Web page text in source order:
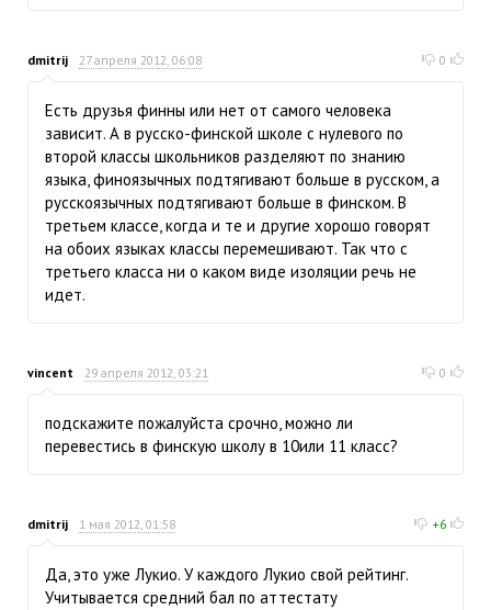
dmitrij 27 апреля 2012, 06:08 0
Есть друзья финны или нет от самого человека
зависит. А в русско-финской школе с нулевого по
второй классы школьников разделяют по знанию
языка, финоязычных подтягивают больше в русском, а
русскоязычных подтягивают больше в финском. В
третьем классе, когда и те и другие хорошо говорят
на обоих языках классы перемешивают. Так что с
третьего класса ни о каком виде изоляции речь не
идет.
vincent 29 апреля 2012, 03:21 0
подскажите пожалуйста срочно, можно ли
перевестись в финскую школу в 10или 11 класс?
dmitrij 1 мая 2012, 01:58 +6
Да, это уже Лукио. У каждого Лукио свой рейтинг.
Учитывается средний бал по аттестату